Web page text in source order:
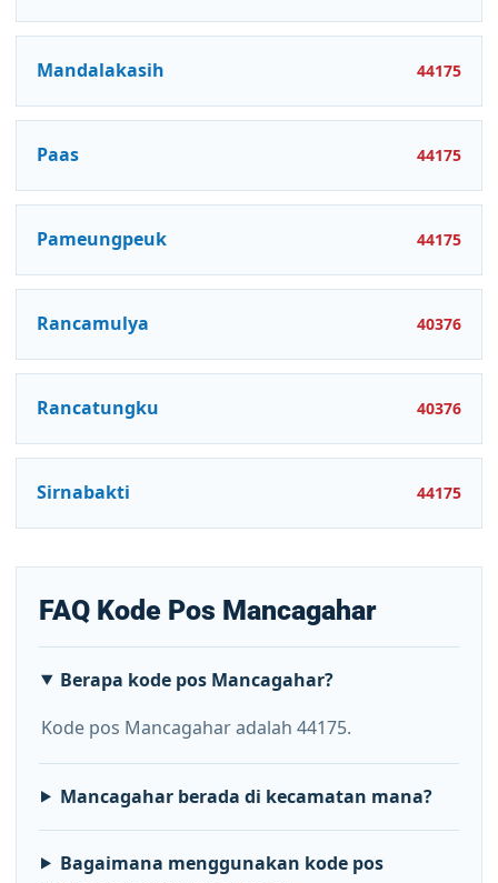
Mandalakasih 44175
Paas 44175
Pameungpeuk 44175
Rancamulya 40376
Rancatungku 40376
Sirnabakti 44175
FAQ Kode Pos Mancagahar
Berapa kode pos Mancagahar?
Kode pos Mancagahar adalah 44175.
Mancagahar berada di kecamatan mana?
Bagaimana menggunakan kode pos